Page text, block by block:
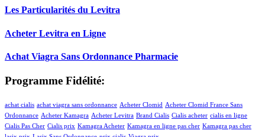
Les Particularités du Levitra
Acheter Levitra en Ligne
Achat Viagra Sans Ordonnance Pharmacie
Programme Fidélité:
achat cialis achat viagra sans ordonnance Acheter Clomid
Acheter Clomid France Sans
Ordonnance Acheter Kamagra Acheter Levitra Brand Cialis Cialis acheter cialis en ligne
Cialis Pas Cher Cialis prix Kamagra Acheter Kamagra en ligne pas cher Kamagra pas cher